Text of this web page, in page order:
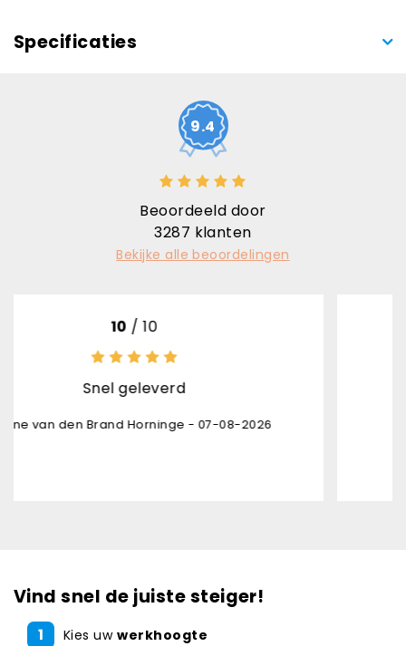
Specificaties
9.4
Beoordeeld door
3287 klanten
Bekijke alle beoordelingen
- 07-08-2026
Vind snel de juiste steiger!
1 Kies uw werkhoogte